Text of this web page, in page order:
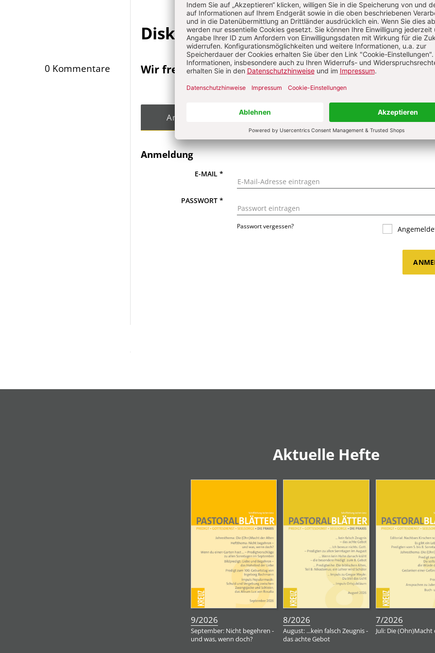
Diskussion
0 Kommentare Wir freuen uns über Ihren Kommentar
Angemeldet kommentieren Als Gast kommentieren
Anmeldung
E-MAIL*
PASSWORT*
Passwort vergessen?
Aktuelle Hefte
9/2026
September: Nicht begehren -
und was, wenn doch?
8/2026
August: ...kein falsch Zeugnis -
das achte Gebot
7/2026
Juli: Die